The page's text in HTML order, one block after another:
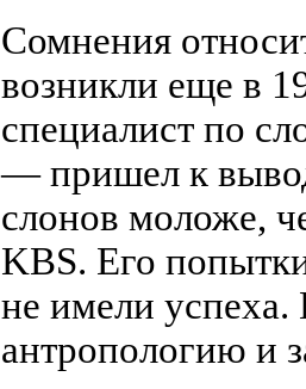
Сомнения
возникли еще в
специалист по
— пришел к
слонов моложе,
KBS. Его
не имели успеха.
антропологию и